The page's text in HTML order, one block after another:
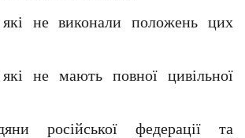
не виконали положень цих
не мають повної цивільної
російської федерації та